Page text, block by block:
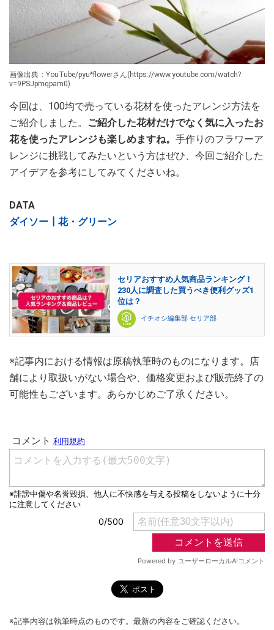
画像出典：YouTube/pyu*flowerさん(https://www.youtube.com/watch?
v=9PSJpmqpam0)
今回は、100均で売っている花材を使ったアレンジ方法を
ご紹介しました。
ご紹介した花材だけでなく気に入ったお
花を使ったアレンジも楽しめますね。 手作りのフラワーア
レンジに挑戦してみたいという方はぜひ、今回ご紹介した
アイデアを参考にしてみてくださいね。
DATA
ダイソー┃花・グリーン
セリアおすすめ人気商品ランキング！
230人に調査した買うべき便利グッズ1
位は？
イチオシ編集部 セリア部
※記事内における情報は原稿執筆時のものになります。店
舗により取扱いがない場合や、価格変更および販売終了の
可能性もございます。あらかじめご了承ください。
※記事内容は執筆時点のものです。最新の内容をご確認ください。